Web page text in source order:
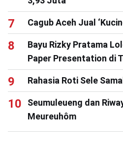
Cagub Aceh Jual
Bayu Rizky Pratama
Paper Presentation di
Rahasia Roti Sele
Seumuleueng dan
Meureuhôm